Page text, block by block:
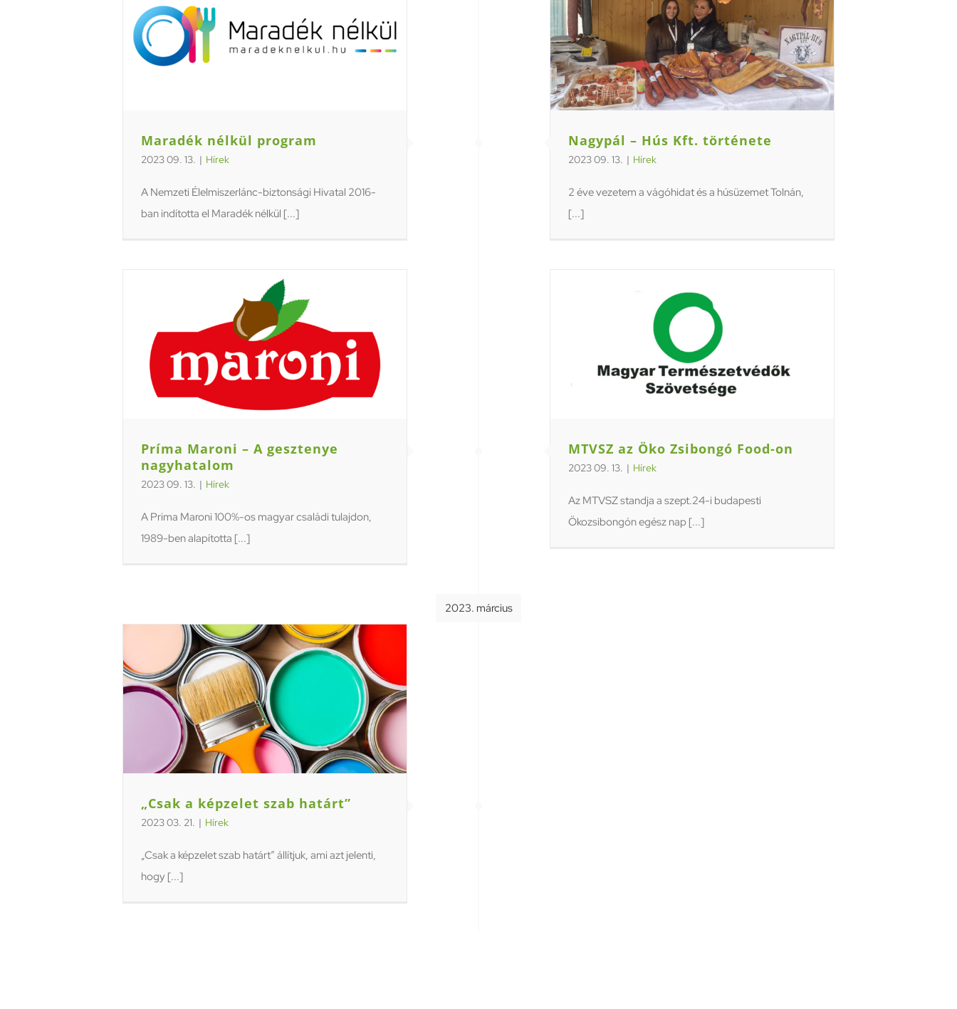
Maradék nélkül program
2023 09. 13. | Hírek
A Nemzeti Élelmiszerlánc-biztonsági Hivatal 2016-
ban indította el Maradék nélkül [...]
Nagypál – Hús Kft. története
2023 09. 13. | Hírek
2 éve vezetem a vágóhidat és a húsüzemet Tolnán,
[...]
Príma Maroni – A gesztenye
nagyhatalom
2023 09. 13. | Hírek
A Prima Maroni 100%-os magyar családi tulajdon,
1989-ben alapította [...]
MTVSZ az Öko Zsibongó Food-on
2023 09. 13. | Hírek
Az MTVSZ standja a szept.24-i budapesti
Ökozsibongón egész nap [...]
2023. március
„Csak a képzelet szab határt”
2023 03. 21. | Hírek
„Csak a képzelet szab határt” állítjuk, ami azt jelenti,
hogy [...]